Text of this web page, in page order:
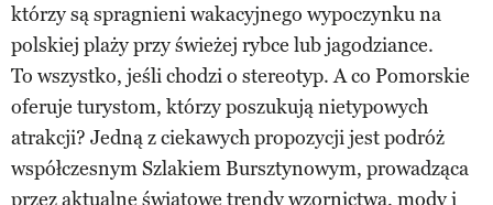
którzy są spragnieni wakacyjnego wypoczynku na
polskiej plaży przy świeżej rybce lub jagodziance.
To wszystko, jeśli chodzi o stereotyp. A co Pomorskie
oferuje turystom, którzy poszukują nietypowych
atrakcji? Jedną z ciekawych propozycji jest podróż
współczesnym Szlakiem Bursztynowym, prowadząca
przez aktualne światowe trendy wzornictwa, mody i